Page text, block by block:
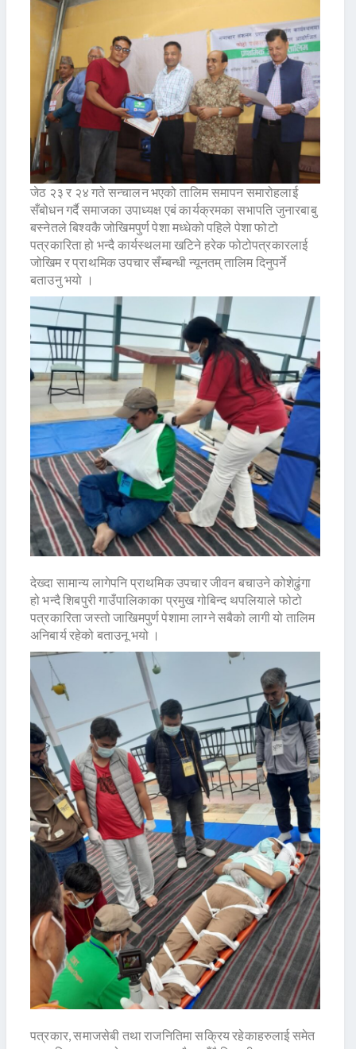
जेठ २३ र २४ गते सन्चालन भएको तालिम समापन समारोहलाई
सँबोधन गर्दै समाजका उपाध्यक्ष एबं कार्यक्रमका सभापति जुनारबाबु
बस्नेतले बिश्वकै जोखिमपुर्ण पेशा मध्धेको पहिले पेशा फोटो
पत्रकारिता हो भन्दै कार्यस्थलमा खटिने हरेक फोटोपत्रकारलाई
जोखिम र प्राथमिक उपचार सँम्बन्धी न्यूनतम् तालिम दिनुपर्ने
बताउनु भयो ।
देख्दा सामान्य लागेपनि प्राथमिक उपचार जीवन बचाउने कोशेढुंगा
हो भन्दै शिबपुरी गाउँपालिकाका प्रमुख गोबिन्द थपलियाले फोटो
पत्रकारिता जस्तो जाखिमपुर्ण पेशामा लाग्ने सबैको लागी यो तालिम
अनिबार्य रहेको बताउनू भयो ।
पत्रकार, समाजसेबी तथा राजनितिमा सक्रिय रहेकाहरुलाई समेत